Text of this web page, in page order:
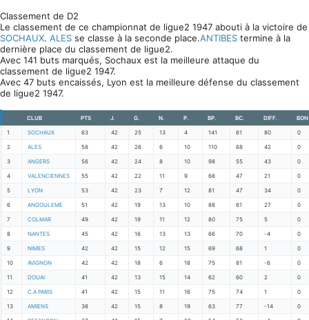
Classement de D2
Le classement de ce championnat de ligue2 1947 abouti à la victoire de
SOCHAUX. ALES se classe à la seconde place.ANTIBES termine à la
dernière place du classement de ligue2.
Avec 141 buts marqués, Sochaux est la meilleure attaque du
classement de ligue2 1947.
Avec 47 buts encaissés, Lyon est la meilleure défense du classement
de ligue2 1947.
CLUB PTS J. G. N. P. BP. BC. DIFF. BON
1 SOCHAUX 63 42 25 13 4 141 61 80 0
2 ALES 58 42 26 6 10 110 68 42 0
3 ANGERS 56 42 24 8 10 98 55 43 0
4 VALENCIENNES 55 42 22 11 9 68 47 21 0
5 LYON 53 42 23 7 12 81 47 34 0
6 ANGOULEME 51 42 19 13 10 88 61 27 0
7 COLMAR 49 42 19 11 12 80 75 5 0
8 NANTES 45 42 16 13 13 66 70 -4 0
9 NIMES 42 42 15 12 15 69 68 1 0
10 AVIGNON 42 42 18 6 18 75 81 -6 0
11 DOUAI 41 42 13 15 14 62 60 2 0
12 C.A PARIS 41 42 15 11 16 75 74 1 0
13 AMIENS 38 42 15 8 19 63 77 -14 0